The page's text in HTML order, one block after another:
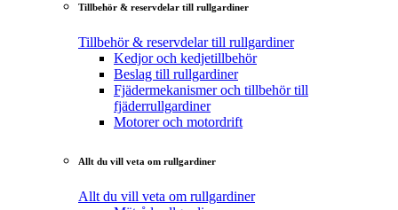
Tillbehör & reservdelar till rullgardiner
Tillbehör & reservdelar till rullgardiner
Kedjor och kedjetillbehör
Beslag till rullgardiner
Fjädermekanismer och tillbehör till
fjäderrullgardiner
Motorer och motordrift
Allt du vill veta om rullgardiner
Allt du vill veta om rullgardiner